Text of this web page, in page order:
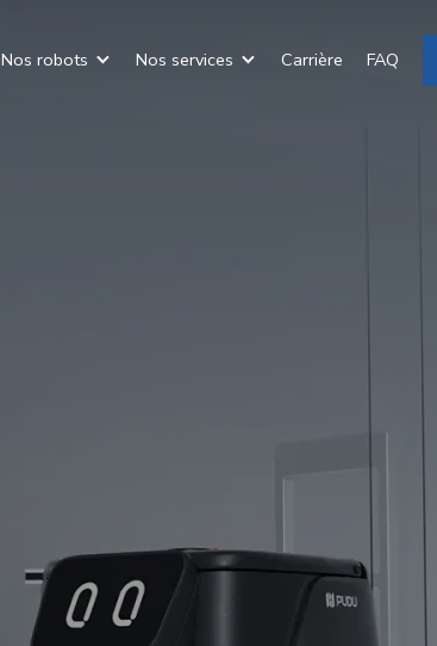
Nos robots Nos services Carrière FAQ